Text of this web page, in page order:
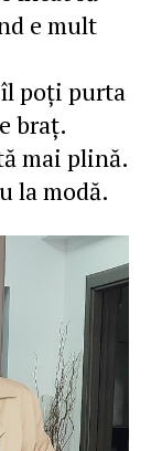
e mult
poţi purta
braţ.
mai plină.
la modă.